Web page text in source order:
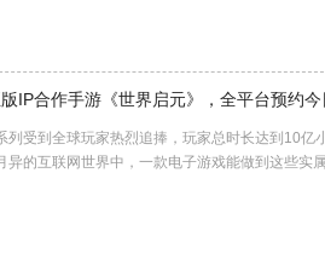
IP合作手游《世界启元》，全平台预约今
受到全球玩家热烈追捧，玩家总时长达到10亿
异的互联网世界中，一款电子游戏能做到这些实